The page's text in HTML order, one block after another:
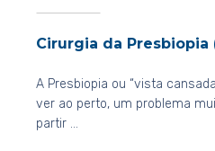
Cirurgia da Presbiopia
A Presbiopia ou “vista
ver ao perto, um problema
partir …